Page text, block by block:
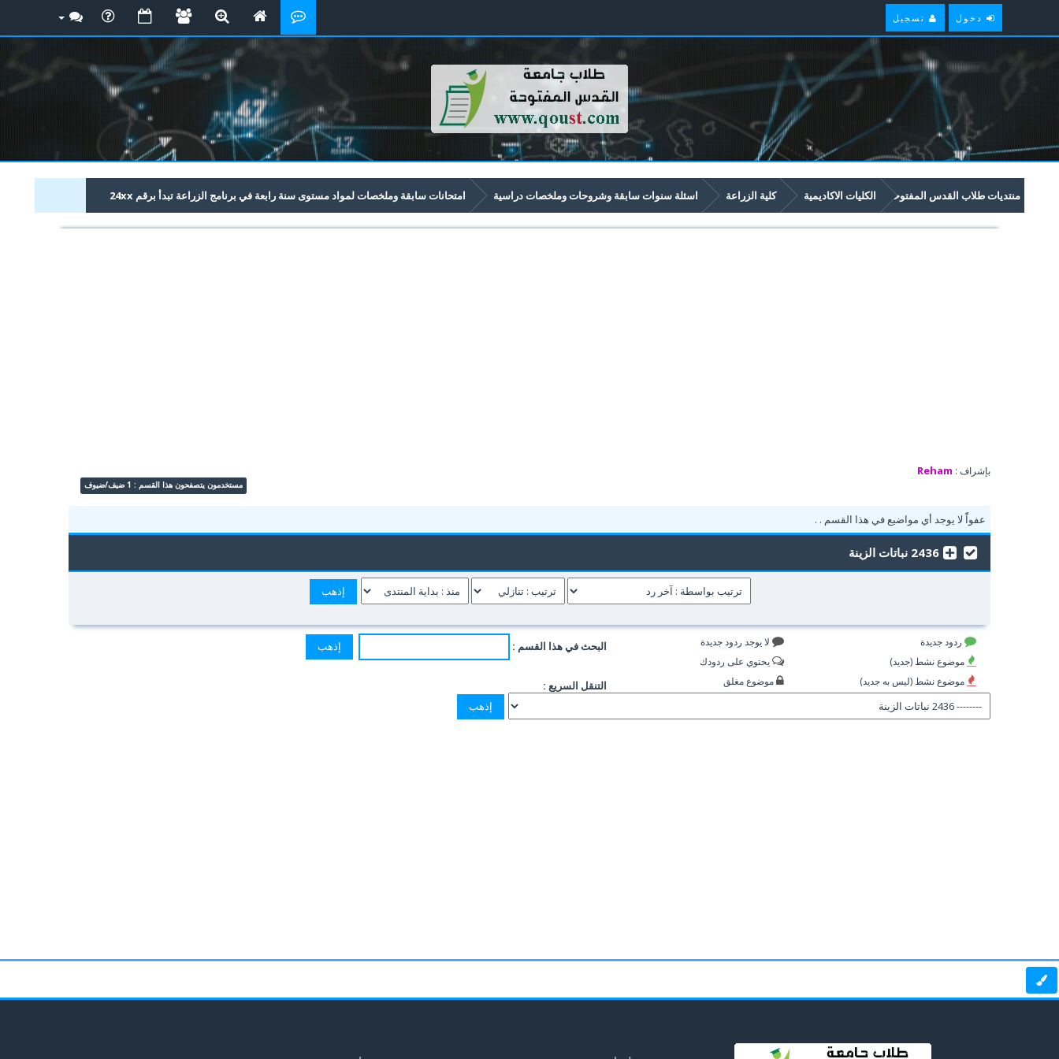
دخول تسجيل
منتديات طلاب القدس المفتوحة الكليات الاكاديمية كلية الزراعة اسئلة سنوات سابقة وشروحات وملخصات دراسية امتحانات سابقة وملخصات لمواد مستوى سنة رابعة في برنامج الزراعة تبدأ برقم 24xx
2436 نباتات الزينة
بإشراف : Reham
مستخدمون يتصفحون هذا القسم : 1 ضيف/ضيوف
عفواًً لا يوجد أي مواضيع في هذا القسم . .
2436 نباتات الزينة
ردود جديدة
موضوع نشط (جديد)
موضوع نشط (ليس به جديد)
لا يوجد ردود جديدة
يحتوي على ردودك
موضوع مغلق
البحث في هذا القسم :
التنقل السريع :